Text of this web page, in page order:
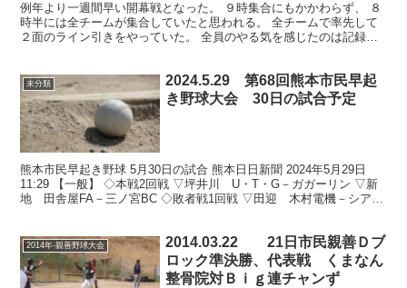
例年より一週間早い開幕戦となった。 ９時集合にもかかわらず、 ８
時半には全チームが集合していたと思われる。 全チームで率先して
２面のライン引きをやっていた。 全員のやる気を感じたのは記録員
未分類
2024.5.29 第68回熊本市民早起
き野球大会 30日の試合予定
熊本市民早起き野球 5月30日の試合 熊本日日新聞 2024年5月29日
11:29 【一般】 ◇本戦2回戦 ▽坪井川 U・T・G－ガガーリン ▽新
地 田舎屋FA－三ノ宮BC ◇敗者戦1回戦 ▽田迎 木村電機－シアー
2014年-親善野球大会
2014.03.22 21日市民親善Ｄブ
ロック準決勝、代表戦 くまなん
整骨院対Ｂｉｇ連チャンず